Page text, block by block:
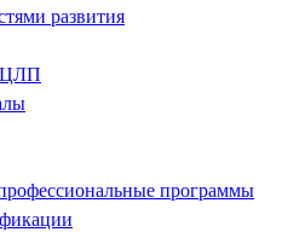
развития
ЦЛП
программы